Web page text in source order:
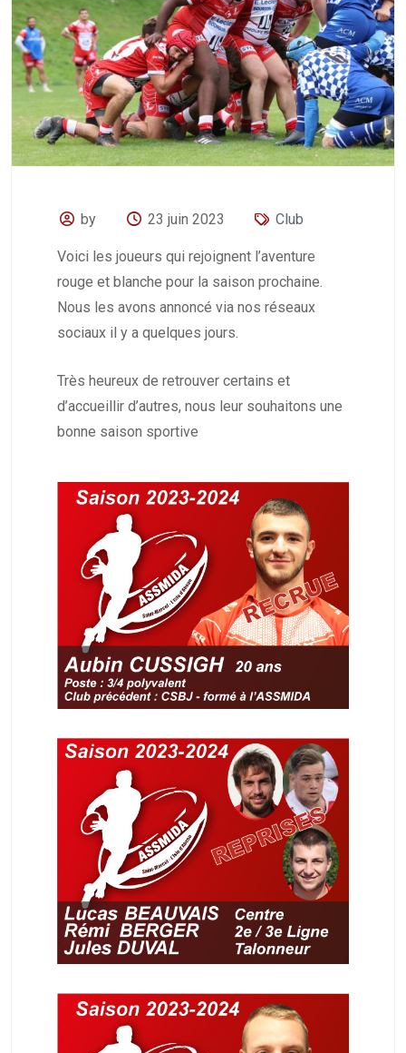
by 23 juin 2023 Club
Voici les joueurs qui rejoignent l’aventure
rouge et blanche pour la saison prochaine.
Nous les avons annoncé via nos réseaux
sociaux il y a quelques jours.
Très heureux de retrouver certains et
d’accueillir d’autres, nous leur souhaitons une
bonne saison sportive